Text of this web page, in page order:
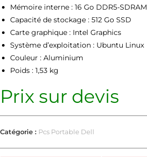
Mémoire interne : 16 Go DDR5-SDRAM
Capacité de stockage : 512 Go SSD
Carte graphique : Intel Graphics
Système d’exploitation : Ubuntu Linux
Couleur : Aluminium
Poids : 1,53 kg
Prix sur devis
Catégorie : Pcs Portable Dell